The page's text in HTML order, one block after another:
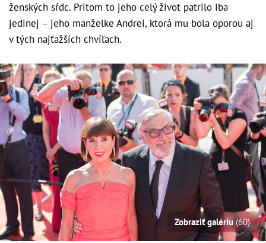
ženských sŕdc. Pritom to jeho celý život patrilo iba
jedinej – jeho manželke Andrei, ktorá mu bola oporou aj
v tých najťažších chvíľach.
Zobraziť galériu(60)